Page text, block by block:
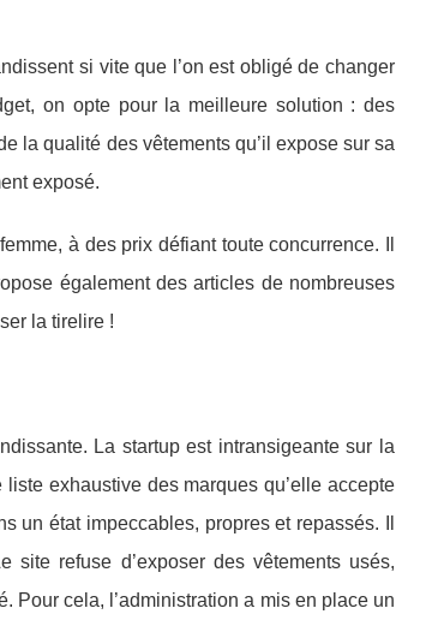
si vite que l’on est obligé de changer
on opte pour la meilleure solution : des
la qualité des vêtements qu’il expose sur sa
exposé.
à des prix défiant toute concurrence. Il
également des articles de nombreuses
la tirelire !
La startup est intransigeante sur la
exhaustive des marques qu’elle accepte
un état impeccables, propres et repassés. Il
refuse d’exposer des vêtements usés,
Pour cela, l’administration a mis en place un